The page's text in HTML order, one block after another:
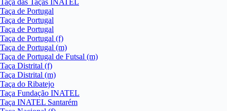
Taça das Taças INATEL
Taça de Portugal
Taça de Portugal
Taça de Portugal
Taça de Portugal (f)
Taça de Portugal (m)
Taça de Portugal de Futsal (m)
Taça Distrital (f)
Taça Distrital (m)
Taça do Ribatejo
Taça Fundação INATEL
Taça INATEL Santarém